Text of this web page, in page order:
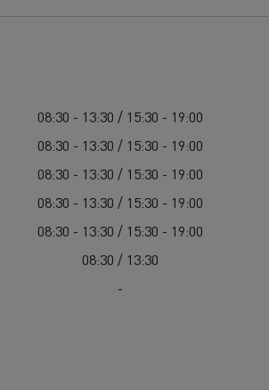
08:30 - 13:30 / 15:30 - 19:00
08:30 - 13:30 / 15:30 - 19:00
08:30 - 13:30 / 15:30 - 19:00
08:30 - 13:30 / 15:30 - 19:00
08:30 - 13:30 / 15:30 - 19:00
08:30 / 13:30
-